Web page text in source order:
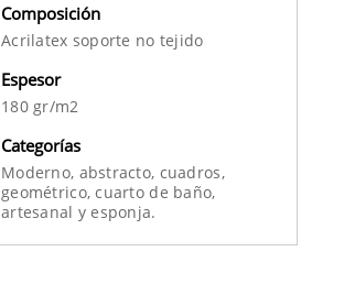
Composición
Acrilatex soporte no tejido
Espesor
180 gr/m2
Categorías
Moderno, abstracto, cuadros,
geométrico,cuarto de baño,
artesanal yesponja.